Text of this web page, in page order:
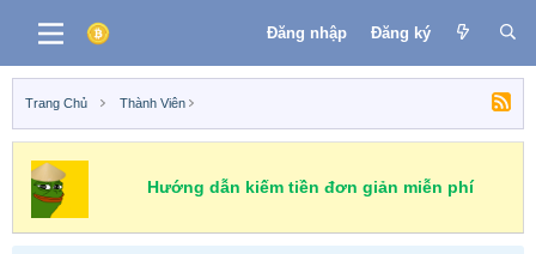
Đăng nhập Đăng ký
Trang Chủ Thành Viên
Hướng dẫn kiếm tiền đơn giản miễn phí